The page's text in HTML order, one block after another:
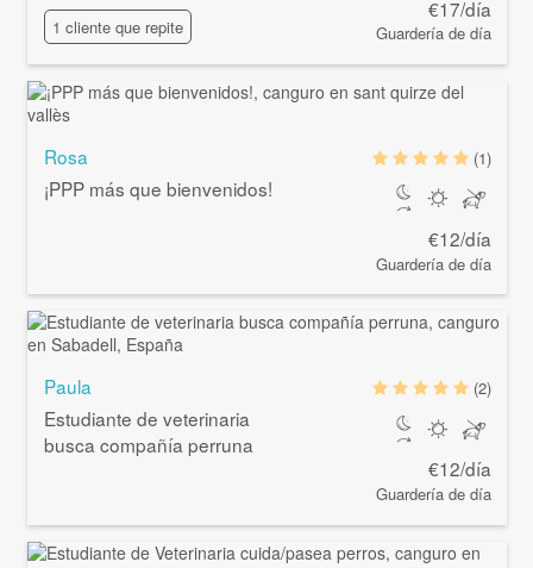
1 cliente que repite
€17/día
Guardería de día
Rosa
¡PPP más que bienvenidos!
(1)
€12/día
Guardería de día
Paula
Estudiante de veterinaria
busca compañía perruna
(2)
€12/día
Guardería de día